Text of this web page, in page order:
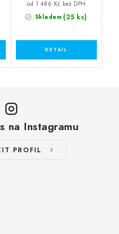
Skladem (25 ks)
od 1 486 Kč bez DPH
na Instagramu
PROFIL